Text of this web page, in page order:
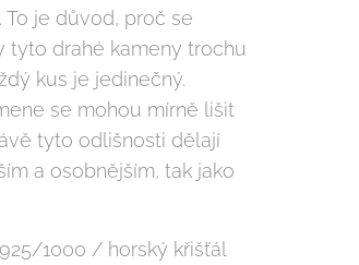
je důvod, proč se
tyto drahé kameny trochu
kus je jedinečný.
se mohou mírně lišit
tyto odlišnosti dělají
a osobnějším, tak jako
1000 / horský křišťál